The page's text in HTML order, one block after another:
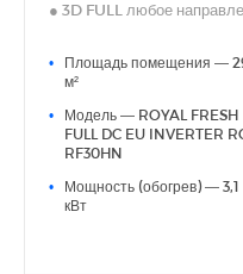
● 3D FULL любое
● 7 скоростей
● Низкий уровень шума
скорости)
● Интеллектуальные
● Сезонная
● Технология Full DC EU
● Функция самоочистки
•
Площадь помещения —
м²
•
Модель — ROYAL FRESH
FULL DC EU INVERTER
RF30HN
•
Мощность (обогрев) — 3,1
кВт